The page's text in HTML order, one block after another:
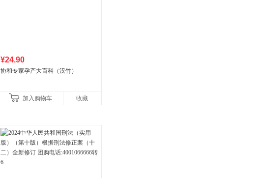
¥24.90
协和专家孕产大百科（汉竹）
加入购物车 收藏